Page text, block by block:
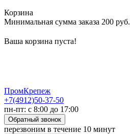
Корзина
Минимальная сумма заказа 200 руб.
Ваша корзина пуста!
ПромКрепеж
+7(4912)50-37-50
пн-пт: с 8:00 до 17:00
Обратный звонок
перезвоним в течение 10 минут